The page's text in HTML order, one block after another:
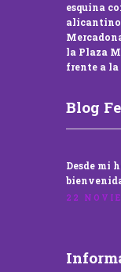
esquina
alicantino
la Plaza
frente a
Blog
Desde mi
22